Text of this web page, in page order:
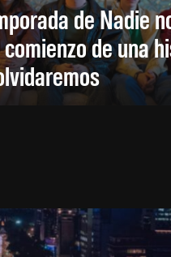
de Nadie
de una